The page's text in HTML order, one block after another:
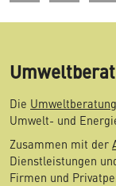
Die
Umwelt- und
Zusammen mit der
Dienstleistungen
Firmen und